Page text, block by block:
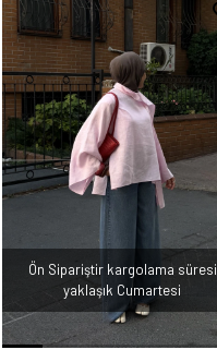
Ön Sipariştir kargolama süresi
yaklaşık Cumartesi